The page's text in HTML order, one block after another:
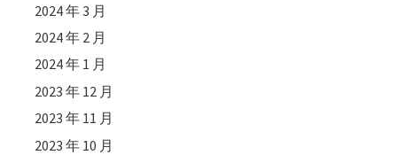
2024 年 3 月
2024 年 2 月
2024 年 1 月
2023 年 12 月
2023 年 11 月
2023 年 10 月